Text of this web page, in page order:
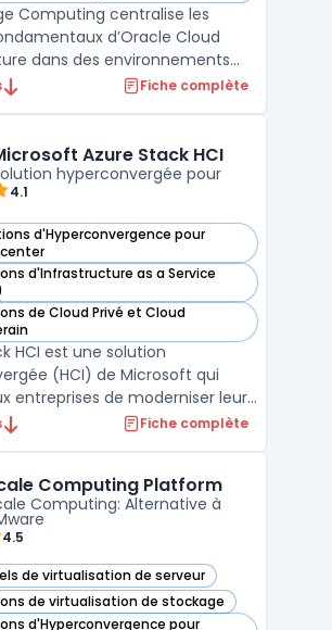
Computing centralise les
d’Oracle Cloud
dans des environnements
site ou isolés. Les entreprises
disposent d'une solution pour
Fiche complète
Azure Stack HCI
hyperconvergée pour
4.1
d'Hyperconvergence pour
Azure Stack HCI dans cette catégorie
d'Infrastructure as a Service
Azure Stack HCI dans cette catégorie
de Cloud Privé et Cloud
Azure Stack HCI dans cette catégorie
HCI est une solution
(HCI) de Microsoft qui
entreprises de moderniser leur
de centres de données tout
virtualisation, de stockage et
résea ...
Fiche complète
Computing Platform
Computing: Alternative à
4.5
de virtualisation de serveur
Computing Platform dans cette catégorie
de virtualisation de stockage
Computing Platform dans cette catégorie
d'Hyperconvergence pour